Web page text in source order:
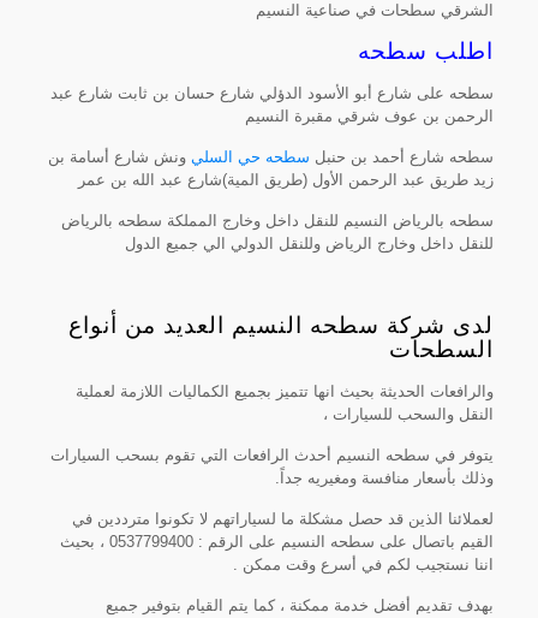
الشرقي سطحات في صناعية النسيم
اطلب سطحه
سطحه على شارع أبو الأسود الدؤلي شارع حسان بن ثابت شارع عبد
الرحمن بن عوف شرقي مقبرة النسيم
سطحه شارع أحمد بن حنبل سطحه حي السليونش شارع أسامة بن
زيد طريق عبد الرحمن الأول (طريق المية)شارع عبد الله بن عمر
سطحه بالرياض النسيم للنقل داخل وخارج المملكة سطحه بالرياض
للنقل داخل وخارج الرياض وللنقل الدولي الي جميع الدول
لدى شركة سطحه النسيم العديد من أنواع
السطحات
والرافعات الحديثة بحيث انها تتميز بجميع الكماليات اللازمة لعملية
النقل والسحب للسيارات ،
يتوفر في سطحه النسيم أحدث الرافعات التي تقوم بسحب السيارات
وذلك بأسعار منافسة ومغيريه جداً.
لعملائنا الذين قد حصل مشكلة ما لسياراتهم لا تكونوا مترددين في
القيم باتصال على سطحه النسيم على الرقم : 0537799400 ، بحيث
اننا نستجيب لكم في أسرع وقت ممكن .
بهدف تقديم أفضل خدمة ممكنة ، كما يتم القيام بتوفير جميع